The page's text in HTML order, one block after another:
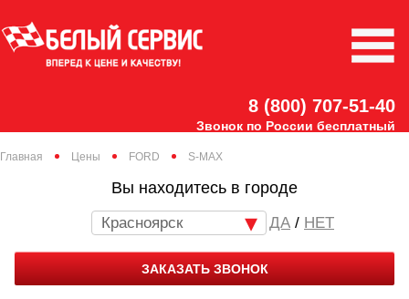
8 (800) 707-51-40
Звонок по России бесплатный
Главная Цены FORD S-MAX
Вы находитесь в городе
Красноярск / НЕТ
ЗАКАЗАТЬ ЗВОНОК